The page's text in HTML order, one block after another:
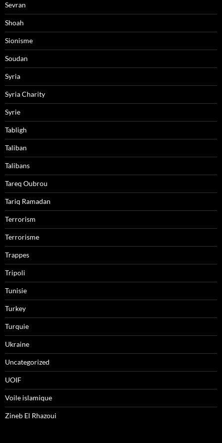
Sevran
Shoah
Sionisme
Soudan
Syria
Syria Charity
Syrie
Tabligh
Taliban
Talibans
Tareq Oubrou
Tariq Ramadan
Terrorism
Terrorisme
Trappes
Tripoli
Tunisie
Turkey
Turquie
Ukraine
Uncategorized
UOIF
Voile islamique
Zineb El Rhazoui